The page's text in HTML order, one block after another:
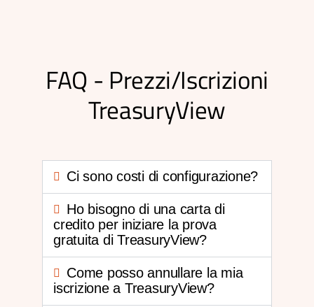
FAQ - Prezzi/Iscrizioni
TreasuryView
Ci sono costi di configurazione?
Ho bisogno di una carta di
credito per iniziare la prova
gratuita di TreasuryView?
Come posso annullare la mia
iscrizione a TreasuryView?